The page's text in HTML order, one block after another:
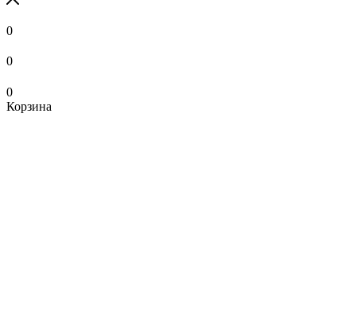
0
0
0
Корзина